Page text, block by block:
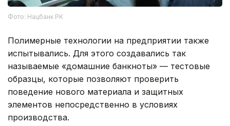
Фото: Нацбанк РК
Полимерные технологии на предприятии также
испытывались. Для этого создавались так
называемые «домашние банкноты» — тестовые
образцы, которые позволяют проверить
поведение нового материала и защитных
элементов непосредственно в условиях
производства.